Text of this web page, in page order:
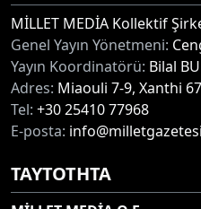
MİLLET MEDİA Kollektif
Genel Yayın Yönetmeni:
Yayın Koordinatörü: Bilal
Adres: Miaouli 7-9, Xanthi
Tel: +30 25410 77968
E-posta:
ΤΑΥΤΟΤΗΤΑ